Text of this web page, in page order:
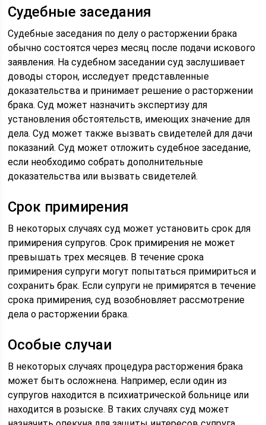
Судебные заседания
Судебные заседания по делу о расторжении брака
обычно состоятся через месяц после подачи искового
заявления. На судебном заседании суд заслушивает
доводы сторон, исследует представленные
доказательства и принимает решение о расторжении
брака. Суд может назначить экспертизу для
установления обстоятельств, имеющих значение для
дела. Суд может также вызвать свидетелей для дачи
показаний. Суд может отложить судебное заседание,
если необходимо собрать дополнительные
доказательства или вызвать свидетелей.
Срок примирения
В некоторых случаях суд может установить срок для
примирения супругов. Срок примирения не может
превышать трех месяцев. В течение срока
примирения супруги могут попытаться примириться и
сохранить брак. Если супруги не примирятся в течение
срока примирения, суд возобновляет рассмотрение
дела о расторжении брака.
Особые случаи
В некоторых случаях процедура расторжения брака
может быть осложнена. Например, если один из
супругов находится в психиатрической больнице или
находится в розыске. В таких случаях суд может